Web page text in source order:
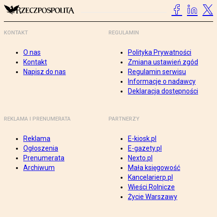
KONTAKT
O nas
Kontakt
Napisz do nas
REGULAMIN
Polityka Prywatności
Zmiana ustawień zgód
Regulamin serwisu
Informacje o nadawcy
Deklaracja dostępności
REKLAMA I PRENUMERATA
Reklama
Ogłoszenia
Prenumerata
Archiwum
PARTNERZY
E-kiosk.pl
E-gazety.pl
Nexto.pl
Mała księgowość
Kancelarierp.pl
Wieści Rolnicze
Życie Warszawy